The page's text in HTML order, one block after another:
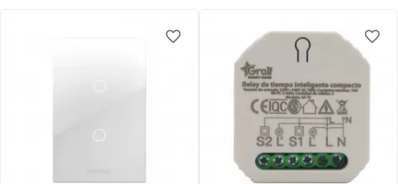
favorite_border
favorite_border
favorite_border favorite_border
favorite_border
favorite_border